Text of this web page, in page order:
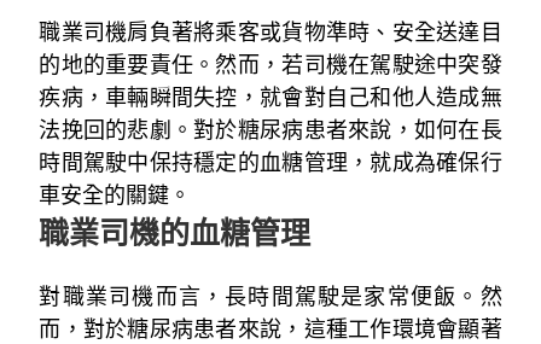
職業司機肩負著將乘客或貨物準時、安全送達目
的地的重要責任。然而，若司機在駕駛途中突發
疾病，車輛瞬間失控，就會對自己和他人造成無
法挽回的悲劇。對於糖尿病患者來說，如何在長
時間駕駛中保持穩定的血糖管理，就成為確保行
車安全的關鍵。
職業司機的血糖管理
對職業司機而言，長時間駕駛是家常便飯。然
而，對於糖尿病患者來說，這種工作環境會顯著